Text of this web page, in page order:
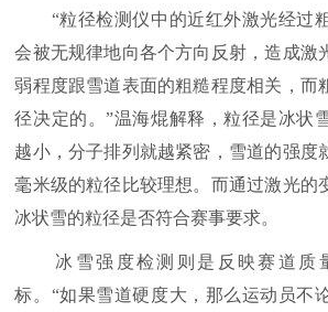
“粒径检测仪中的近红外激光经过粗
会被无规律地向各个方向反射，造成激
弱程度跟雪道表面的粗糙程度相关，而
径决定的。”温海焜解释，粒径是冰状
越小，分子排列就越紧密，雪道的强度
毫米级的粒径比较理想。而通过激光的
冰状雪的粒径是否符合赛事要求。
冰雪强度检测则是反映赛道质
标。“如果雪道硬度大，那么运动员不